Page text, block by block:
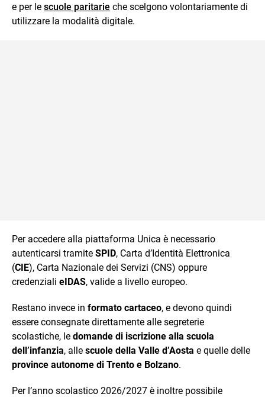
e per le scuole paritarie che scelgono volontariamente di
utilizzare la modalità digitale.
Per accedere alla piattaforma Unica è necessario
autenticarsi tramite SPID, Carta d’Identità Elettronica
(CIE), Carta Nazionale dei Servizi (CNS) oppure
credenziali eIDAS, valide a livello europeo.
Restano invece in formato cartaceo, e devono quindi
essere consegnate direttamente alle segreterie
scolastiche, le domande di iscrizione alla scuola
dell’infanzia, alle scuole della Valle d’Aosta e quelle delle
province autonome di Trento e Bolzano.
Per l’anno scolastico 2026/2027 è inoltre possibile